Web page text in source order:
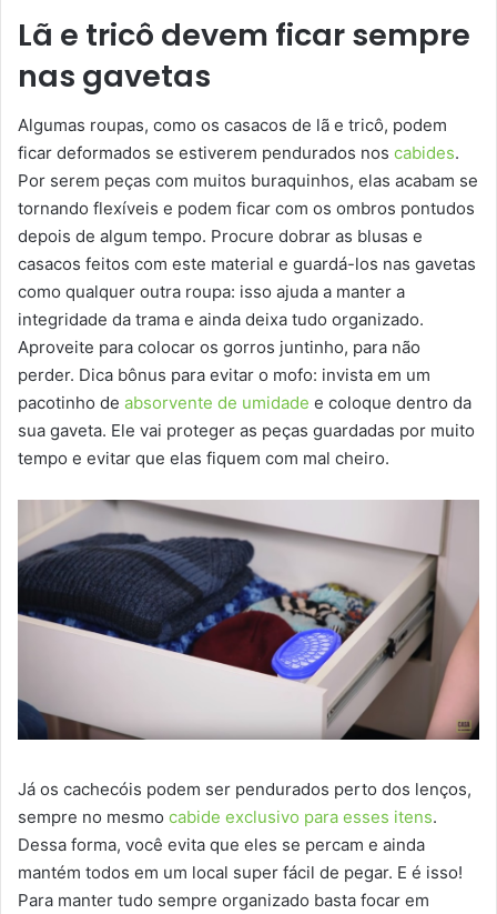
Lã e tricô devem ficar sempre
nas gavetas
Algumas roupas, como os casacos de lã e tricô, podem
ficar deformados se estiverem pendurados nos cabides.
Por serem peças com muitos buraquinhos, elas acabam se
tornando flexíveis e podem ficar com os ombros pontudos
depois de algum tempo. Procure dobrar as blusas e
casacos feitos com este material e guardá-los nas gavetas
como qualquer outra roupa: isso ajuda a manter a
integridade da trama e ainda deixa tudo organizado.
Aproveite para colocar os gorros juntinho, para não
perder. Dica bônus para evitar o mofo: invista em um
pacotinho de absorvente de umidade e coloque dentro da
sua gaveta. Ele vai proteger as peças guardadas por muito
tempo e evitar que elas fiquem com mal cheiro.
Já os cachecóis podem ser pendurados perto dos lenços,
sempre no mesmo cabide exclusivo para esses itens.
Dessa forma, você evita que eles se percam e ainda
mantém todos em um local super fácil de pegar. E é isso!
Para manter tudo sempre organizado basta focar em